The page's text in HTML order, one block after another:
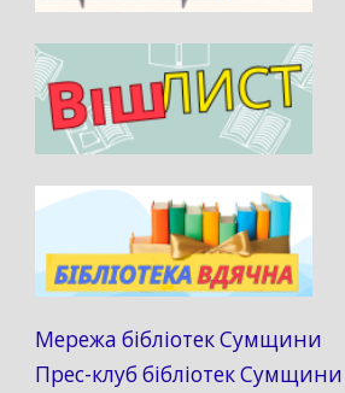
Мережа бібліотек Сумщини
Прес-клуб бібліотек Сумщини